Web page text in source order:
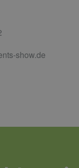
show.de